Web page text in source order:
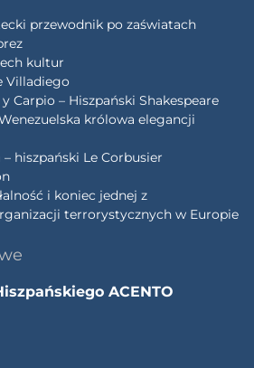
przewodnik po zaświatach
kultur
Villadiego
Carpio – Hiszpański Shakespeare
królowa elegancji
hiszpański Le Corbusier
i koniec jednej z
terrorystycznych w Europie
ACENTO